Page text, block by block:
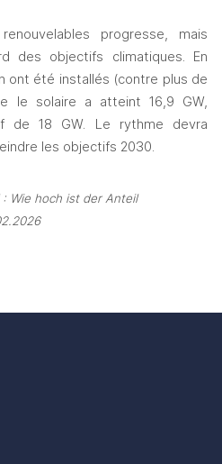
progresse, mais
des objectifs climatiques. En
ont été installés (contre plus de
le solaire a atteint 16,9 GW,
de 18 GW. Le rythme devra
les objectifs 2030.
: Wie hoch ist der Anteil